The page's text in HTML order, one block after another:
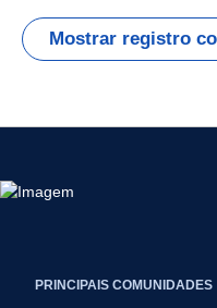
Mostrar registro
PRINCIPAIS COMUNIDADES